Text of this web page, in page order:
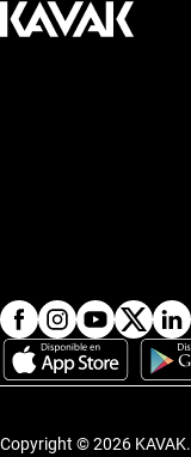
Copyright © 2026 KAVAK.